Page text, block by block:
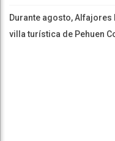
Durante agosto, Alfajores
villa turística de Pehuen